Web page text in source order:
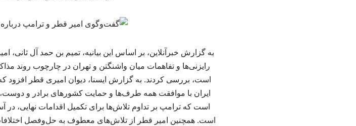
به گزارش خبرآنلاین، بر اساس این بیانیه، تمیم بن حمد آل ثانی،
رایزنی‌ها و تفاهمات میان واشنگتن و تهران در چارچوب روند
است، بررسی کردند. به گزارش ایسنا، دیوان امیری قطر افزود
ایران با موافقت همه طرف‌ها و حمایت کشورهای برادر و دوست،
است که ترامپ بر تداوم تلاش‌ها برای تکمیل اقدامات نهایی، در
است. همچنین امیر قطر از تلاش‌های معطوف به حل‌وفصل